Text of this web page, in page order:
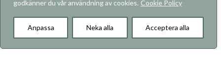
godkänner du vår användning av cookies. Cookie Policy
Anpassa Neka alla Acceptera alla